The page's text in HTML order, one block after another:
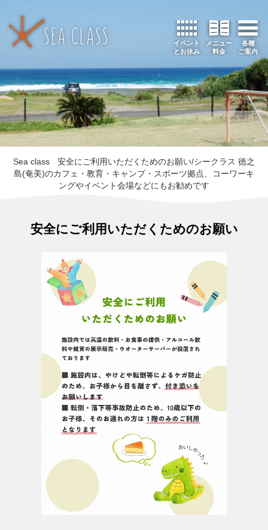
イベント
とお休み
メニュー
料金
各種
ご案内
Sea class
安全にご利用いただくためのお願い/シークラス 徳之
島(奄美)のカフェ・教育・キャンプ・スポーツ拠点、コーワーキ
ングやイベント会場などにもお勧めです
安全にご利用いただくためのお願い